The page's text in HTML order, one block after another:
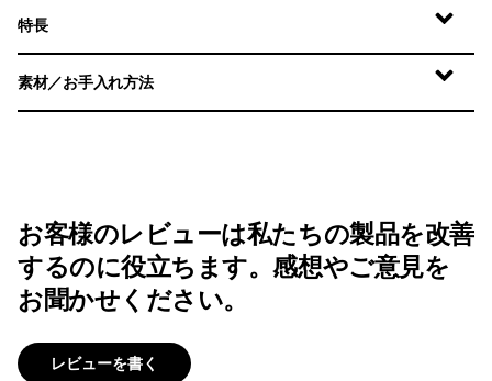
特長
素材／お手入れ方法
お客様のレビューは私たちの製品を改善
するのに役立ちます。感想やご意見を
お聞かせください。
レビューを書く